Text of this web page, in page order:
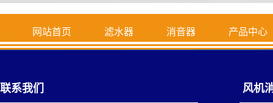
网站首页 滤水器 消音器 产品中心
联系我们 风机